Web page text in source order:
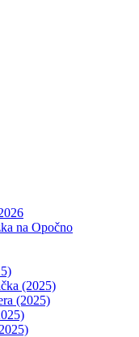
na Opočno
(2025)
(2025)